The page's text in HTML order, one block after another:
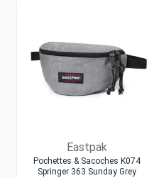
Eastpak
Pochettes & Sacoches K074
Springer 363 Sunday Grey